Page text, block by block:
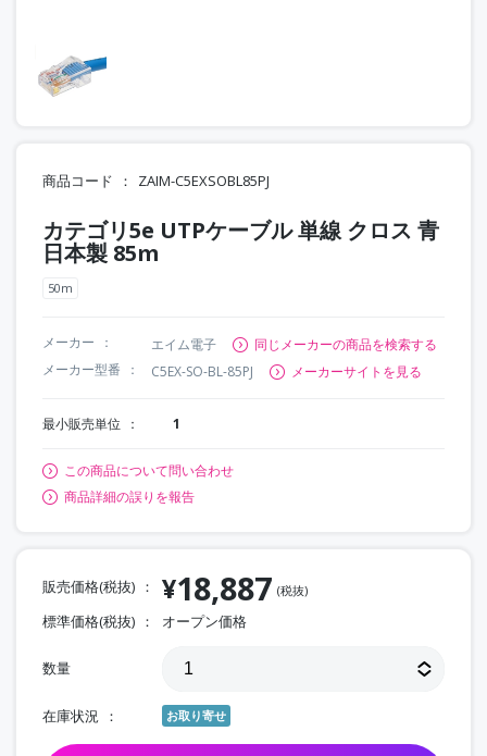
商品コード ZAIM-C5EXSOBL85PJ
カテゴリ5e UTPケーブル 単線 クロス 青
日本製 85m
50m
メーカー エイム電子
同じメーカーの商品を検索する
メーカー型番
C5EX-SO-BL-85PJ メーカーサイトを見る
最小販売単位 1
この商品について問い合わせ
商品詳細の誤りを報告
販売価格(税抜) ¥18,887 (税抜)
標準価格(税抜) オープン価格
数量
在庫状況 お取り寄せ